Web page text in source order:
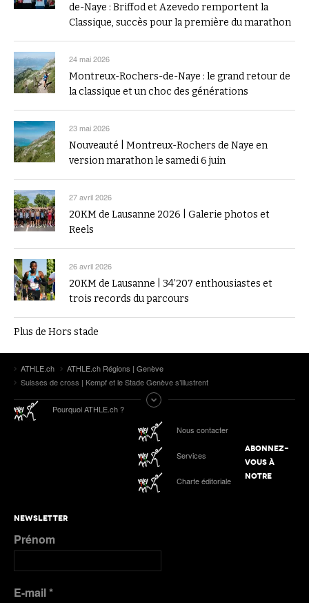
de-Naye : Briffod et Azevedo remportent la
Classique, succès pour la première du marathon
24 mai 2026
Montreux-Rochers-de-Naye : le grand retour de
la classique et un choc des générations
23 mai 2026
Nouveauté | Montreux-Rochers de Naye en
version marathon le samedi 6 juin
27 avril 2026
20KM de Lausanne 2026 | Galerie photos et
Reels
26 avril 2026
20KM de Lausanne | 34’207 enthousiastes et
trois records du parcours
Plus de Hors stade
ATHLE.ch
ATHLE.ch Régions | Genève
Suisses de cross | Kempf et le Stade Genève s’illustrent
Pourquoi ATHLE.ch ?
Nous contacter
Services
Charte éditoriale
ABONNEZ-
VOUS À
NOTRE
NEWSLETTER
Prénom
E-mail*